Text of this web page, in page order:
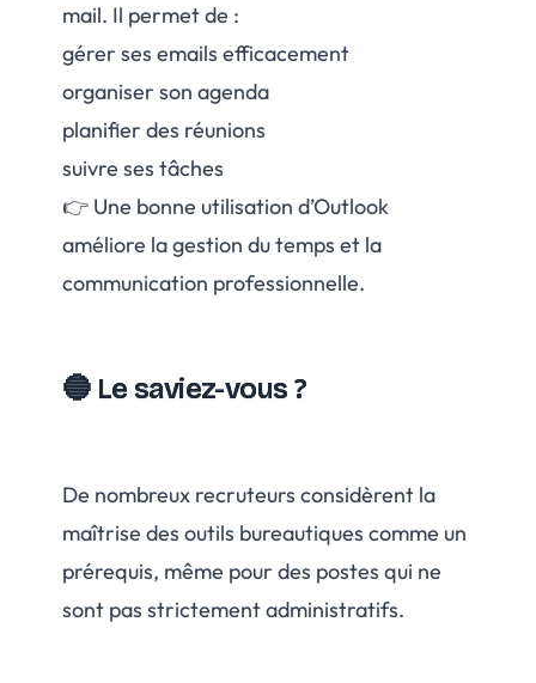
mail. Il permet de :
gérer ses emails efficacement
organiser son agenda
planifier des réunions
suivre ses tâches
👉 Une bonne utilisation d’Outlook
améliore la gestion du temps et la
communication professionnelle.
🔵 Le saviez-vous ?
De nombreux recruteurs considèrent la
maîtrise des outils bureautiques comme un
prérequis, même pour des postes qui ne
sont pas strictement administratifs.